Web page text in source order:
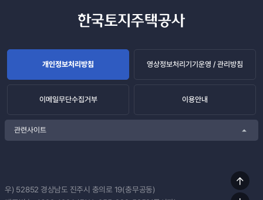
개인정보처리방침 영상정보처리기기운영 / 관리방침
이메일무단수집거부 이용안내
관련사이트
우) 52852 경상남도 진주시 충의로 19(충무공동)
상단